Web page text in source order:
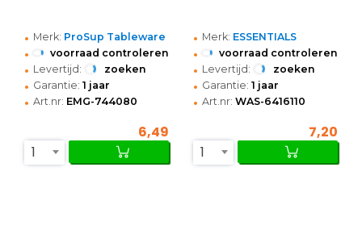
• Merk: ProSup Tableware
• voorraad controleren
• Levertijd: zoeken
• Garantie: 1 jaar
• Art.nr: EMG-744080
6,49
1
• Merk: ESSENTIALS
• voorraad controleren
• Levertijd: zoeken
• Garantie: 1 jaar
• Art.nr: WAS-6416110
7,20
1